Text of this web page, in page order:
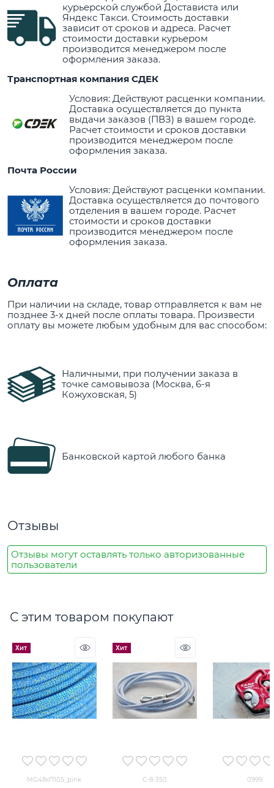
курьерской службой Достависта или
Яндекс Такси. Стоимость доставки
зависит от сроков и адреса. Расчет
стоимости доставки курьером
производится менеджером после
оформления заказа.
Транспортная компания СДЕК
Условия: Действуют расценки компании.
Доставка осуществляется до пункта
выдачи заказов (ПВЗ) в вашем городе.
Расчет стоимости и сроков доставки
производится менеджером после
оформления заказа.
Почта России
Условия: Действуют расценки компании.
Доставка осуществляется до почтового
отделения в вашем городе. Расчет
стоимости и сроков доставки
производится менеджером после
оформления заказа.
Оплата
При наличии на складе, товар отправляется к вам не
позднее 3-х дней после оплаты товара. Произвести
оплату вы можете любым удобным для вас способом:
Наличными, при получении заказа в
точке самовывоза (Москва, 6-я
Кожуховская, 5)
Банковской картой любого банка
Отзывы
Отзывы могут оставлять только авторизованные
пользователи
С этим товаром покупают
Хит
MG48хП105_pink
Хит
С-8-350 0999